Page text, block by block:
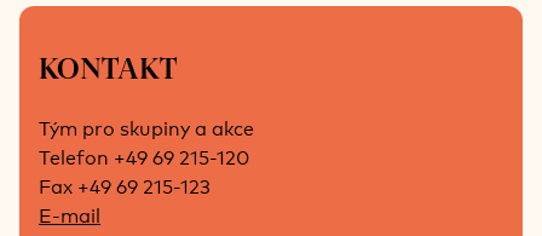
KONTAKT
Tým pro skupiny a akce
Telefon +49 69 215-120
Fax +49 69 215-123
E-mail